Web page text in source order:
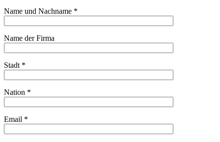
Name und Nachname *
Name der Firma
Stadt *
Nation *
Email *